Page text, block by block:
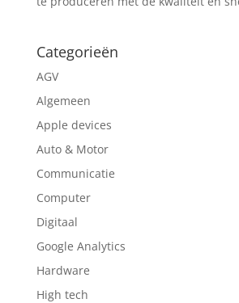
Categorieën
AGV
Algemeen
Apple devices
Auto & Motor
Communicatie
Computer
Digitaal
Google Analytics
Hardware
High tech